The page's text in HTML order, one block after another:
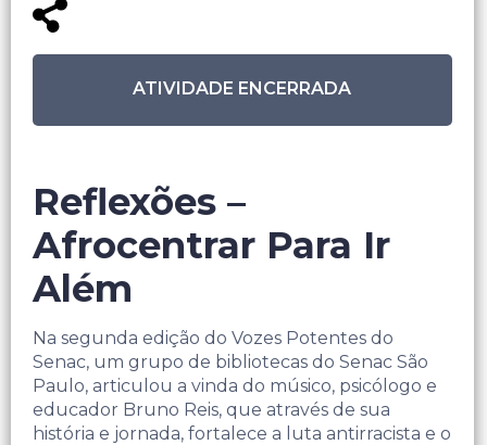
ATIVIDADE ENCERRADA
Reflexões –
Afrocentrar Para Ir
Além
Na segunda edição do Vozes Potentes do
Senac, um grupo de bibliotecas do Senac São
Paulo, articulou a vinda do músico, psicólogo e
educador Bruno Reis, que através de sua
história e jornada, fortalece a luta antirracista e o